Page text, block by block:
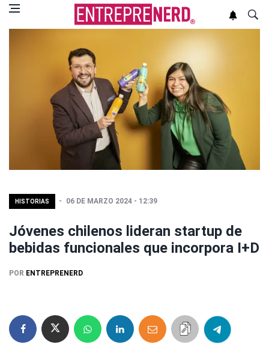
HISTORIAS 06 DE MARZO 2024 - 12:39
Jóvenes chilenos lideran startup de
bebidas funcionales que incorpora I+D
POR ENTREPRENERD